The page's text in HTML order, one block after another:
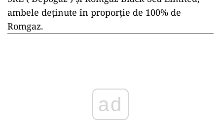
ambele deținute în proporție de 100% de
Romgaz.
ad